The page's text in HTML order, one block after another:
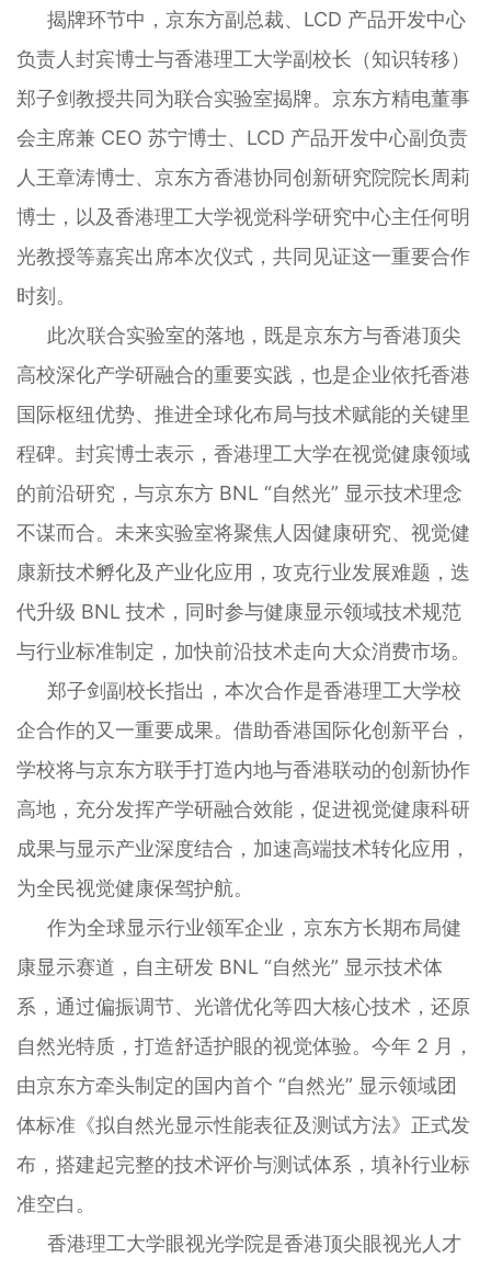
揭牌环节中，京东方副总裁、LCD 产品开发中心
负责人封宾博士与香港理工大学副校长（知识转移）
郑子剑教授共同为联合实验室揭牌。京东方精电董事
会主席兼 CEO 苏宁博士、LCD 产品开发中心副负责
人王章涛博士、京东方香港协同创新研究院院长周莉
博士，以及香港理工大学视觉科学研究中心主任何明
光教授等嘉宾出席本次仪式，共同见证这一重要合作
时刻。
此次联合实验室的落地，既是京东方与香港顶尖
高校深化产学研融合的重要实践，也是企业依托香港
国际枢纽优势、推进全球化布局与技术赋能的关键里
程碑。封宾博士表示，香港理工大学在视觉健康领域
的前沿研究，与京东方 BNL “自然光” 显示技术理念
不谋而合。未来实验室将聚焦人因健康研究、视觉健
康新技术孵化及产业化应用，攻克行业发展难题，迭
代升级 BNL 技术，同时参与健康显示领域技术规范
与行业标准制定，加快前沿技术走向大众消费市场。
郑子剑副校长指出，本次合作是香港理工大学校
企合作的又一重要成果。借助香港国际化创新平台，
学校将与京东方联手打造内地与香港联动的创新协作
高地，充分发挥产学研融合效能，促进视觉健康科研
成果与显示产业深度结合，加速高端技术转化应用，
为全民视觉健康保驾护航。
作为全球显示行业领军企业，京东方长期布局健
康显示赛道，自主研发 BNL “自然光” 显示技术体
系，通过偏振调节、光谱优化等四大核心技术，还原
自然光特质，打造舒适护眼的视觉体验。今年 2 月，
由京东方牵头制定的国内首个 “自然光” 显示领域团
体标准《拟自然光显示性能表征及测试方法》正式发
布，搭建起完整的技术评价与测试体系，填补行业标
准空白。
香港理工大学眼视光学院是香港顶尖眼视光人才